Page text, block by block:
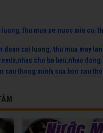
luong, thu mua xe nuoc mia cu,
doan cai luong, thu mua may
,nhac cho ba bau,nhac dong
cau thong minh,sua bon cau